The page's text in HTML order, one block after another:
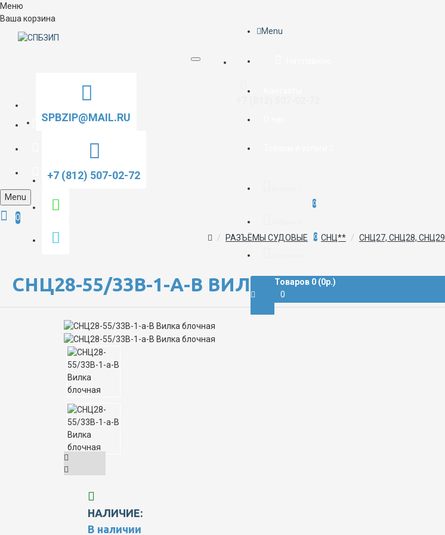
Меню
Ваша корзина
SPBZIP@MAIL.RU
+7 (812) 507-02-72
Menu
0
0
Товаров 0 (0р.)
0
Menu
0
РАЗЪЁМЫ СУДОВЫЕ СНЦ** СНЦ27, СНЦ28, СНЦ29
СНЦ28-55/33В-1-А-В ВИЛКА БЛОЧНАЯ
НАЛИЧИЕ:
В наличии